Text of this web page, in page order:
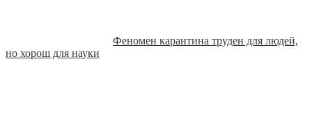
Феномен карантина труден для людей,
но хорош для науки